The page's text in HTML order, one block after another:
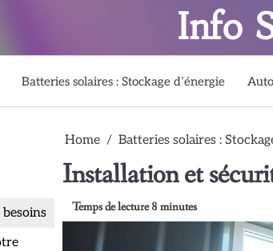
Info
Batteries solaires : Stockage d’énergie
Home Batteries solaires :
Installation et